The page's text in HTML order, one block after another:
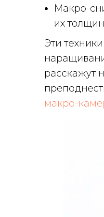
Макро-
их
Эти
расскажут
макро-